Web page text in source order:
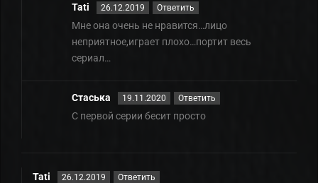
Tati 26.12.2019 Ответить
Мне она очень не нравится…лицо
неприятное,играет плохо…портит весь
сериал…
Стаська 19.11.2020 Ответить
С первой серии бесит просто
Tati 26.12.2019 Ответить